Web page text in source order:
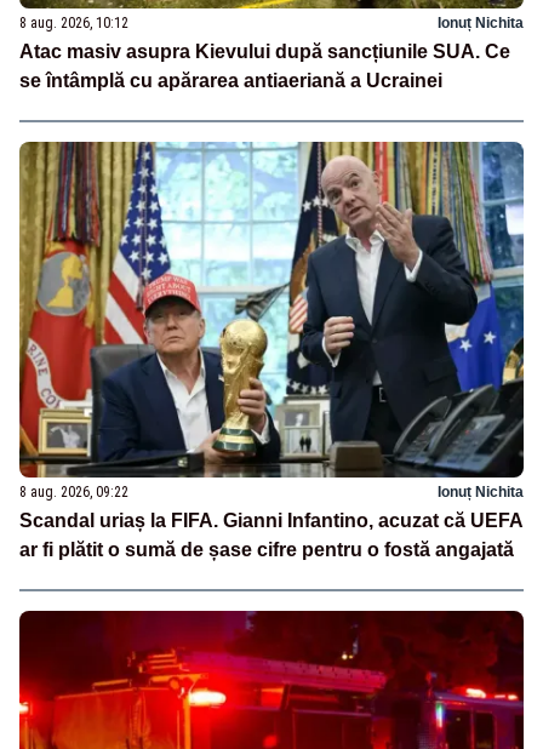
8 aug. 2026, 10:12 Ionuț Nichita
Atac masiv asupra Kievului după sancțiunile SUA. Ce
se întâmplă cu apărarea antiaeriană a Ucrainei
8 aug. 2026, 09:22 Ionuț Nichita
Scandal uriaș la FIFA. Gianni Infantino, acuzat că UEFA
ar fi plătit o sumă de șase cifre pentru o fostă angajată